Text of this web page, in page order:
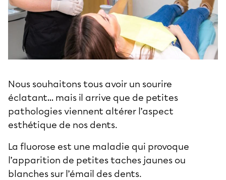
Nous souhaitons tous avoir un sourire
éclatant… mais il arrive que de petites
pathologies viennent altérer l’aspect
esthétique de nos dents.
La fluorose est une maladie qui provoque
l’apparition de petites taches jaunes ou
blanches sur l’émail des dents.